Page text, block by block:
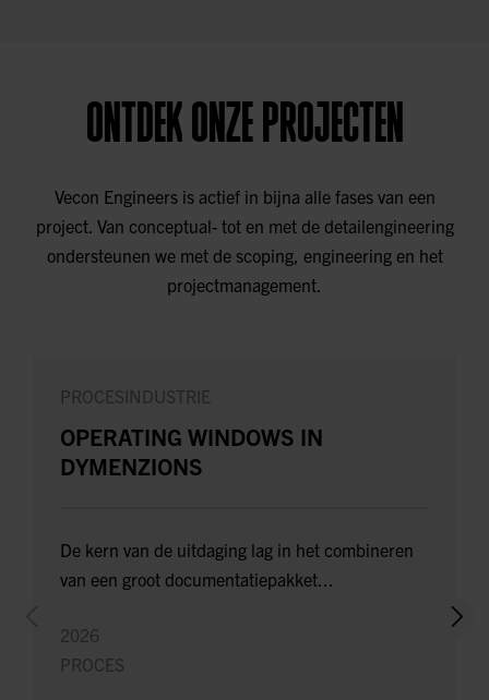
ONTDEK ONZE PROJECTEN
Vecon Engineers is actief in bijna alle fases van een
project. Van conceptual- tot en met de detailengineering
ondersteunen we met de scoping, engineering en het
projectmanagement.
PROCESINDUSTRIE
OPERATING WINDOWS IN
DYMENZIONS
De kern van de uitdaging lag in het combineren
van een groot documentatiepakket...
2026
PROCES